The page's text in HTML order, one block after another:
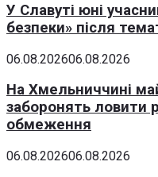
У Славуті юні
безпеки» після
06.08.202606.08.2026
На Хмельниччині
заборонять ловити
обмеження
06.08.202606.08.2026